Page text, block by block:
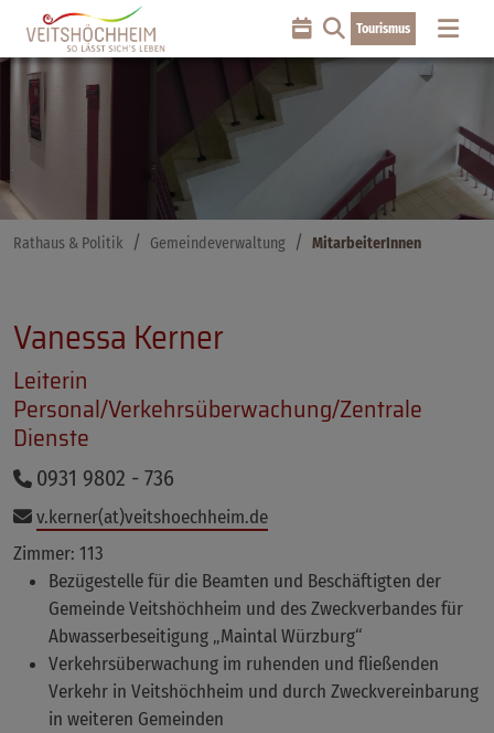
Tourismus
Rathaus & Politik Gemeindeverwaltung MitarbeiterInnen
Vanessa Kerner
Leiterin
Personal/Verkehrsüberwachung/Zentrale
Dienste
0931 9802 - 736
v.kerner(at)veitshoechheim.de
Zimmer: 113
Bezügestelle für die Beamten und Beschäftigten der
Gemeinde Veitshöchheim und des Zweckverbandes für
Abwasserbeseitigung „Maintal Würzburg“
Verkehrsüberwachung im ruhenden und fließenden
Verkehr in Veitshöchheim und durch Zweckvereinbarung
in weiteren Gemeinden